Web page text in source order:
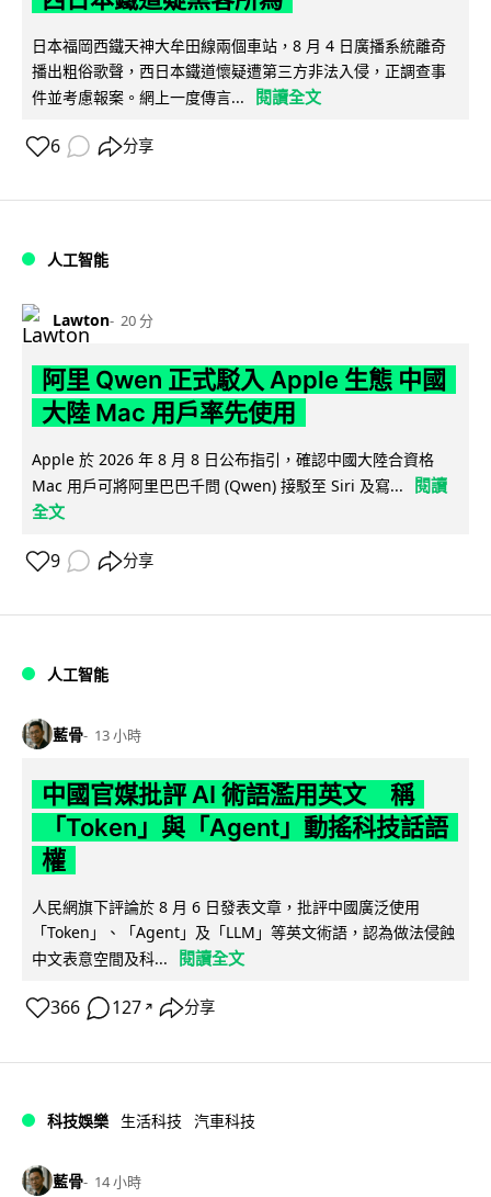
日本福岡西鐵天神大牟田線兩個車站，8 月 4 日廣播系統離奇
播出粗俗歌聲，西日本鐵道懷疑遭第三方非法入侵，正調查事
件並考慮報案。網上一度傳言...
閱讀全文
6 分享
人工智能
Lawton 20 分
阿里 Qwen 正式駁入 Apple 生態 中國
大陸 Mac 用戶率先使用
Apple 於 2026 年 8 月 8 日公布指引，確認中國大陸合資格
Mac 用戶可將阿里巴巴千問 (Qwen) 接駁至 Siri 及寫...
閱讀
全文
9 分享
人工智能
藍骨 13 小時
中國官媒批評 AI 術語濫用英文 稱
「Token」與「Agent」動搖科技話語
權
人民網旗下評論於 8 月 6 日發表文章，批評中國廣泛使用
「Token」、「Agent」及「LLM」等英文術語，認為做法侵蝕
中文表意空間及科...
閱讀全文
366 127 ↗ 分享
科技娛樂 生活科技 汽車科技
藍骨 14 小時